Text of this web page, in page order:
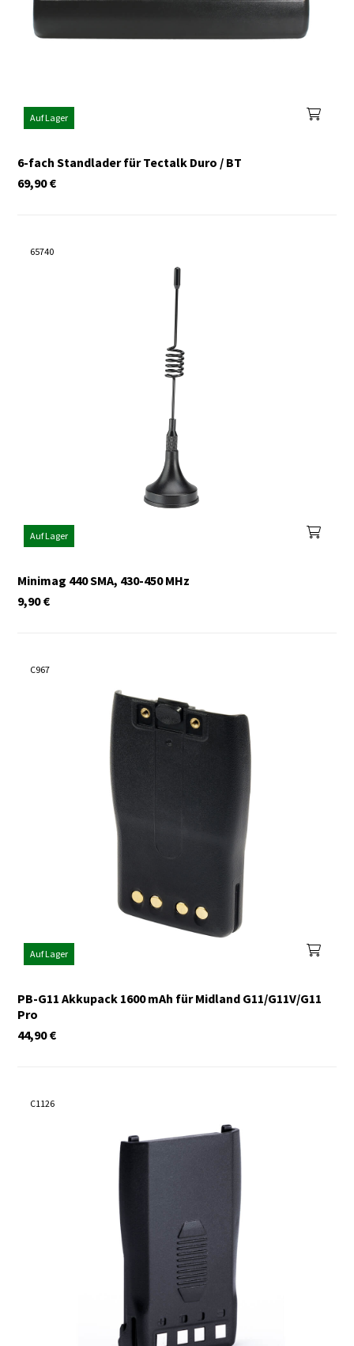
Auf Lager
6-fach Standlader für Tectalk Duro / BT
€
69,90
65740
Auf Lager
Minimag 440 SMA, 430-450 MHz
€
9,90
C967
Auf Lager
PB-G11 Akkupack 1600 mAh für Midland G11/G11V/G11
Pro
€
44,90
C1126